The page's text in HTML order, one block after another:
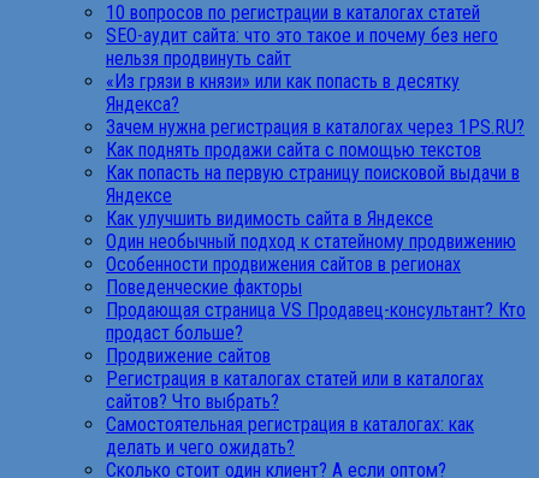
10 вопросов по регистрации в каталогах статей
SEO-аудит сайта: что это такое и почему без него
нельзя продвинуть сайт
«Из грязи в князи» или как попасть в десятку
Яндекса?
Зачем нужна регистрация в каталогах через 1PS.RU?
Как поднять продажи сайта с помощью текстов
Как попасть на первую страницу поисковой выдачи в
Яндексе
Как улучшить видимость сайта в Яндексе
Один необычный подход к статейному продвижению
Особенности продвижения сайтов в регионах
Поведенческие факторы
Продающая страница VS Продавец-консультант? Кто
продаст больше?
Продвижение сайтов
Регистрация в каталогах статей или в каталогах
сайтов? Что выбрать?
Самостоятельная регистрация в каталогах: как
делать и чего ожидать?
Сколько стоит один клиент? А если оптом?